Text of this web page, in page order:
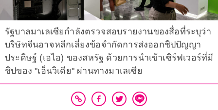
รัฐบาลมาเลเซียกำลังตรวจสอบรายงานของสื่อที่ระบุว่า
บริษัทจีนอาจหลีกเลี่ยงข้อจำกัดการส่งออกชิปปัญญา
ประดิษฐ์ (เอไอ) ของสหรัฐ ด้วยการนำเข้าเซิร์ฟเวอร์ที่มี
ชิปของ "เอ็นวิเดีย" ผ่านทางมาเลเซีย